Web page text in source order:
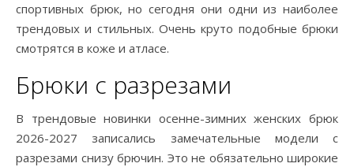
спортивных брюк, но сегодня они одни из наиболее
трендовых и стильных. Очень круто подобные брюки
смотрятся в коже и атласе.
Брюки с разрезами
В трендовые новинки осенне-зимних женских брюк
2026-2027 записались замечательные модели с
разрезами снизу брючин. Это не обязательно широкие